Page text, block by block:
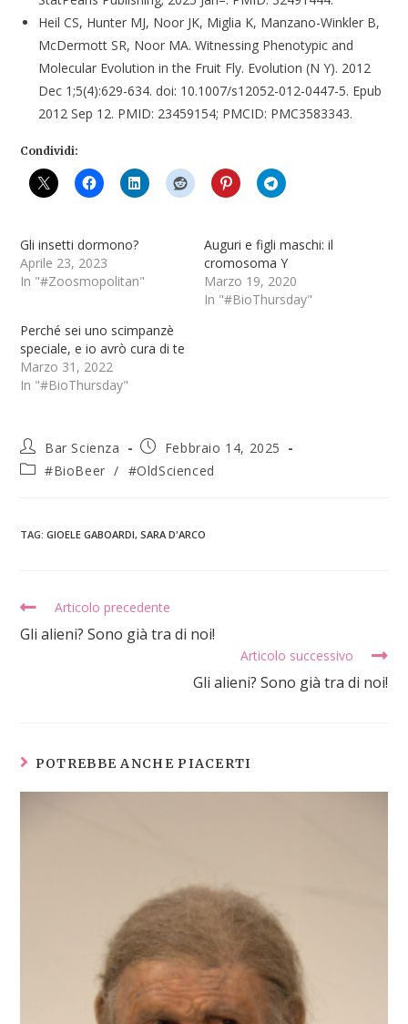
Heil CS, Hunter MJ, Noor JK, Miglia K, Manzano-Winkler B,
McDermott SR, Noor MA. Witnessing Phenotypic and
Molecular Evolution in the Fruit Fly. Evolution (N Y). 2012
Dec 1;5(4):629-634. doi: 10.1007/s12052-012-0447-5. Epub
2012 Sep 12. PMID: 23459154; PMCID: PMC3583343.
Condividi:
Gli insetti dormono?
Aprile 23, 2023
In "#Zoosmopolitan"
Auguri e figli maschi: il
cromosoma Y
Marzo 19, 2020
In "#BioThursday"
Perché sei uno scimpanzè
speciale, e io avrò cura di te
Marzo 31, 2022
In "#BioThursday"
Bar Scienza
Febbraio 14, 2025
#BioBeer / #OldScienced
TAG:GIOELE GABOARDI, SARA D'ARCO
Articolo precedente
Gli alieni? Sono già tra di noi!
Articolo successivo
Gli alieni? Sono già tra di noi!
POTREBBE ANCHE PIACERTI